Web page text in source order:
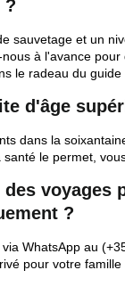
?
sauvetage et un
à l'avance
le radeau du guide
d'âge
dans la
le permet,
des voyages
?
WhatsApp au
pour votre